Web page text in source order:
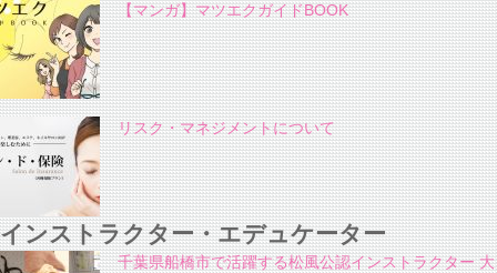
【マンガ】マツエクガイドBOOK
リスク・マネジメントについて
インストラクター・エデュケーター
千葉県船橋市で活躍する松風公認インストラクター 大